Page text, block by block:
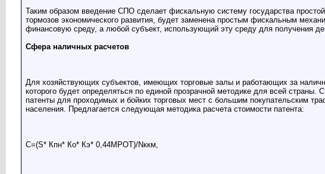
Таким образом введение СПО сделает фискальную систему государства
тормозов экономического развития, будет заменена простым фискальным
финансовую среду, а любой субъект, использующий эту среду для получения
Сфера наличных расчетов
Для хозяйствующих субъектов, имеющих торговые залы и работающих за
которого будет определяться по единой прозрачной методике для всей
патенты для проходимых и бойких торговых мест с большим покупательским
населения. Предлагается следующая методика расчета стоимости патента:
С=(S* Кпн* Ко* Кэ* 0,44МРОТ)/Nккм,